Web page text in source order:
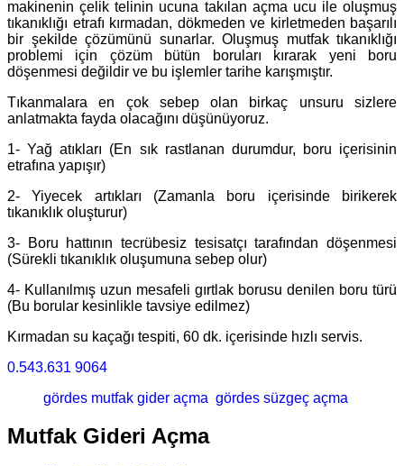
makinenin çelik telinin ucuna takılan açma ucu ile oluşmuş
tıkanıklığı etrafı kırmadan, dökmeden ve kirletmeden başarılı
bir şekilde çözümünü sunarlar. Oluşmuş mutfak tıkanıklığı
problemi için çözüm bütün boruları kırarak yeni boru
döşenmesi değildir ve bu işlemler tarihe karışmıştır.
Tıkanmalara en çok sebep olan birkaç unsuru sizlere
anlatmakta fayda olacağını düşünüyoruz.
1- Yağ atıkları (En sık rastlanan durumdur, boru içerisinin
etrafına yapışır)
2- Yiyecek artıkları (Zamanla boru içerisinde birikerek
tıkanıklık oluşturur)
3- Boru hattının tecrübesiz tesisatçı tarafından döşenmesi
(Sürekli tıkanıklık oluşumuna sebep olur)
4- Kullanılmış uzun mesafeli gırtlak borusu denilen boru türü
(Bu borular kesinlikle tavsiye edilmez)
Kırmadan su kaçağı tespiti, 60 dk. içerisinde hızlı servis.
0.543.631 9064
gördes mutfak gider açma gördes süzgeç açma
Mutfak Gideri Açma